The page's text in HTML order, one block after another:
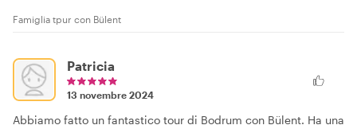
Famiglia tpur con Bülent
Patricia
13 novembre 2024
Abbiamo fatto un fantastico tour di Bodrum con Bülent. Ha una